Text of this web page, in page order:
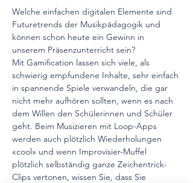
Welche einfachen digitalen Elemente sind
Futuretrends der Musikpädagogik und
können schon heute ein Gewinn in
unserem Präsenzunterricht sein?
Mit Gamification lassen sich viele, als
schwierig empfundene Inhalte, sehr einfach
in spannende Spiele verwandeln, die gar
nicht mehr aufhören sollten, wenn es nach
dem Willen den Schülerinnen und Schüler
geht. Beim Musizieren mit Loop-Apps
werden auch plötzlich Wiederholungen
«cool» und wenn Improvisier-Muffel
plötzlich selbständig ganze Zeichentrick-
Clips vertonen, wissen Sie, dass Sie